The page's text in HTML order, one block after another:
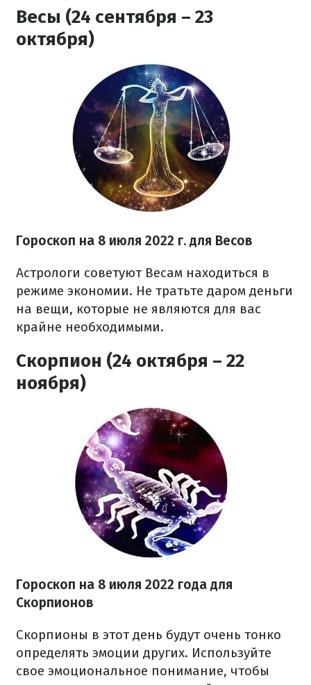
Весы (24 сентября – 23
октября)
Гороскоп на 8 июля 2022 г. для Весов
Астрологи советуют Весам находиться в
режиме экономии. Не тратьте даром деньги
на вещи, которые не являются для вас
крайне необходимыми.
Скорпион (24 октября – 22
ноября)
Гороскоп на 8 июля 2022 года для
Скорпионов
Скорпионы в этот день будут очень тонко
определять эмоции других. Используйте
свое эмоциональное понимание, чтобы